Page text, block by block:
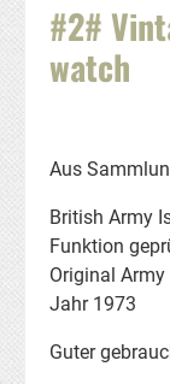
#2#
watch
Aus
British Army
Funktion
Original
Jahr 1973
Guter